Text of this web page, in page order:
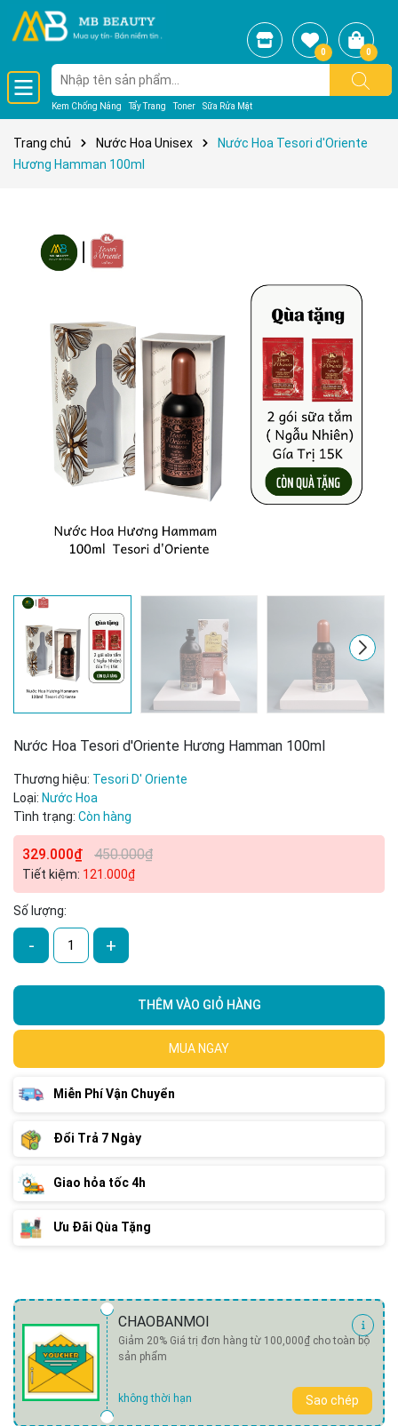
Kem Chống Nắng Tẩy Trang Toner Sữa Rửa Mặt
0 0
Trang chủ Nước Hoa Unisex
Nước Hoa Tesori d'Oriente
Hương Hamman 100ml
Nước Hoa Tesori d'Oriente Hương Hamman 100ml
Thương hiệu: Tesori D' Oriente
Loại: Nước Hoa
Tình trạng: Còn hàng
329.000₫ 450.000₫
Tiết kiệm: 121.000₫
Số lượng:
- +
THÊM VÀO GIỎ HÀNG
MUA NGAY
Miễn Phí Vận Chuyển
Đổi Trả 7 Ngày
Giao hỏa tốc 4h
Ưu Đãi Qùa Tặng
CHAOBANMOI
Giảm 20% Giá trị đơn hàng từ 100,000₫ cho toàn bộ
sản phẩm
không thời hạn Sao chép
Mã giảm giá:
Ngày hết hạn:
Điều kiện: